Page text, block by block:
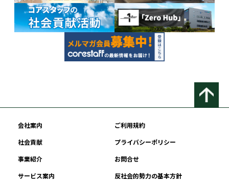
会社案内
ご利用規約
社会貢献
プライバシーポリシー
事業紹介
お問合せ
サービス案内
反社会的勢力の基本方針